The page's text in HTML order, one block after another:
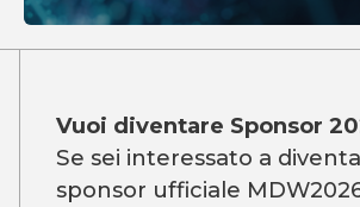
Vuoi diventare Sponsor
Se sei interessato a
sponsor ufficiale